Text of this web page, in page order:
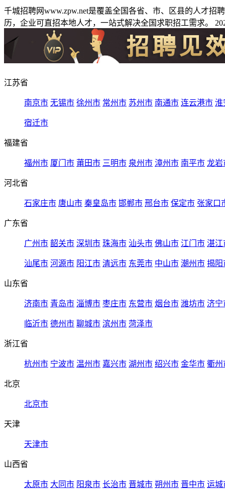
千城招聘网www.zpw.net是覆盖全国各省、市、区县的人才
历，企业可直招本地人才，一站式解决全国求职招工需求。
江苏省
南京市 无锡市 徐州市 常州市 苏州市 南通市 连云港市 淮
宿迁市
福建省
福州市 厦门市 莆田市 三明市 泉州市 漳州市 南平市 龙岩
河北省
石家庄市 唐山市 秦皇岛市 邯郸市 邢台市 保定市 张家口
广东省
广州市 韶关市 深圳市 珠海市 汕头市 佛山市 江门市 湛江
汕尾市 河源市 阳江市 清远市 东莞市 中山市 潮州市 揭阳
山东省
济南市 青岛市 淄博市 枣庄市 东营市 烟台市 潍坊市 济宁
临沂市 德州市 聊城市 滨州市 菏泽市
浙江省
杭州市 宁波市 温州市 嘉兴市 湖州市 绍兴市 金华市 衢州
北京
北京市
天津
天津市
山西省
太原市 大同市 阳泉市 长治市 晋城市 朔州市 晋中市 运城